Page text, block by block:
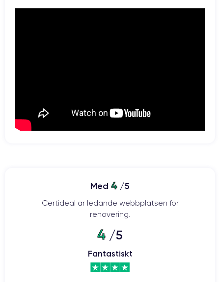
hemma eller på språng.
ska få tillbaka 50 % av sitt batteri.
med en bländare på f/1,6 och en ultravidvinkel med en bländare på
f/2,4. Med 2x digital zoom, 5x digital zoom och optisk stabilisering kan
du enkelt ta kvalitetsfoton när som helst och var som helst.
iPhone 12: 5G-hastighet i din hand
ansluta till 5G-nätverk. Detta möjliggör hastigheter på upp till 4 Gbps
Med 4 /5
Certideal är ledande webbplatsen för
renovering.
4 /5
Fantastiskt